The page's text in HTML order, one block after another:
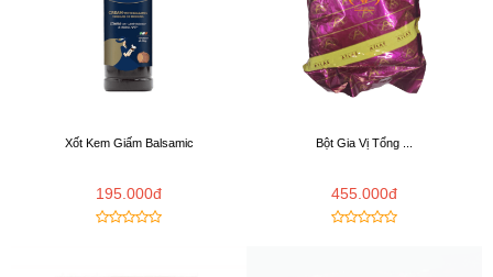
Xốt Kem Giấm Balsamic
195.000đ
Bột Gia Vị Tổng ...
455.000đ